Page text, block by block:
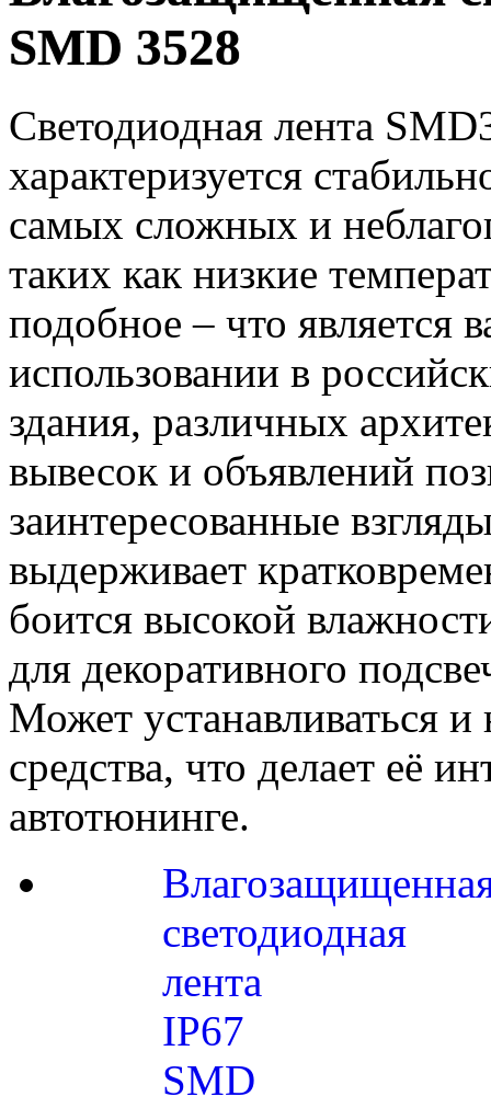
SMD 3528
Светодиодная лента
характеризуется
самых сложных и
таких как низкие
подобное – что
использовании в
здания, различных
вывесок и объявлений
заинтересованные
выдерживает
боится высокой
для декоративного
Может устанавливаться
средства, что делает её
автотюнинге.
светодиодная
лента
IP67
SMD